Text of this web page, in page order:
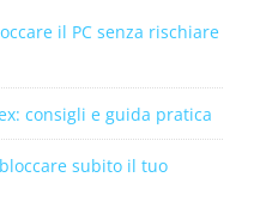
il PC senza rischiare
consigli e guida pratica
subito il tuo